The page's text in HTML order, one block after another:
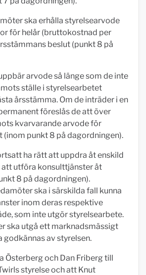
ska erhålla styrelsearvode
för helår (bruttokostnad per
beslut (punkt 8 på
arvode så länge som de inte
ställe i styrelsearbetet
årsstämma. Om de inträder i en
föreslås de att över
kvarvarande arvode för
(inom punkt 8 på dagordningen).
ha rätt att uppdra åt enskild
utföra konsulttjänster åt
8 på dagordningen).
ska i särskilda fall kunna
inom deras respektive
som inte utgör styrelsearbete.
ska utgå ett marknadsmässigt
godkännas av styrelsen.
Österberg och Dan Friberg till
styrelse och att Knut